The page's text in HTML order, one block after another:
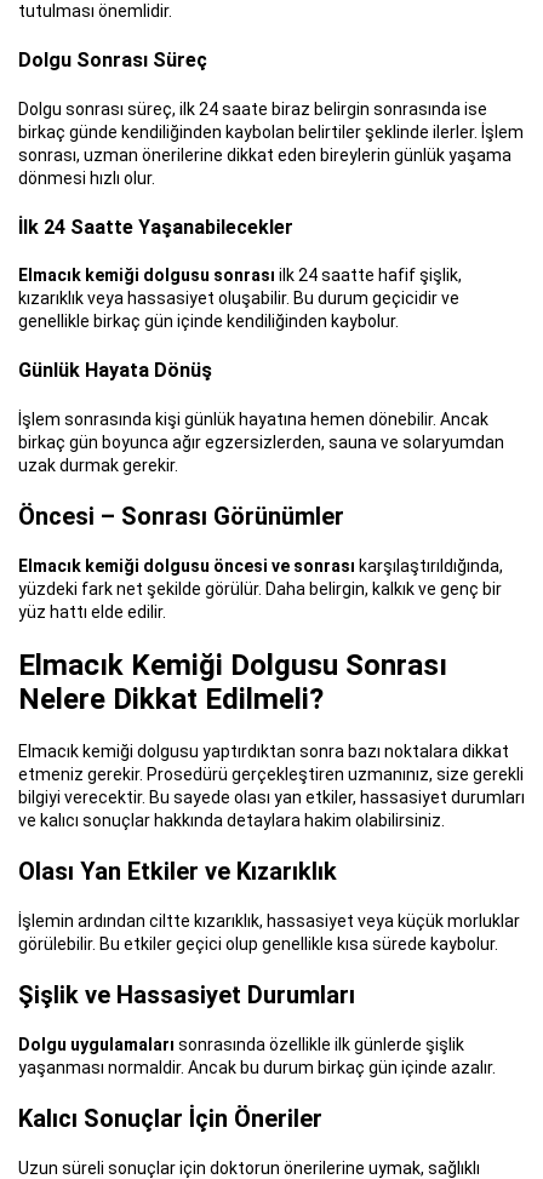
tutulması önemlidir.
Dolgu Sonrası Süreç
Dolgu sonrası süreç, ilk 24 saate biraz belirgin sonrasında ise
birkaç günde kendiliğinden kaybolan belirtiler şeklinde ilerler. İşlem
sonrası, uzman önerilerine dikkat eden bireylerin günlük yaşama
dönmesi hızlı olur.
İlk 24 Saatte Yaşanabilecekler
Elmacık kemiği dolgusu sonrası ilk 24 saatte hafif şişlik,
kızarıklık veya hassasiyet oluşabilir. Bu durum geçicidir ve
genellikle birkaç gün içinde kendiliğinden kaybolur.
Günlük Hayata Dönüş
İşlem sonrasında kişi günlük hayatına hemen dönebilir. Ancak
birkaç gün boyunca ağır egzersizlerden, sauna ve solaryumdan
uzak durmak gerekir.
Öncesi – Sonrası Görünümler
Elmacık kemiği dolgusu öncesi ve sonrası karşılaştırıldığında,
yüzdeki fark net şekilde görülür. Daha belirgin, kalkık ve genç bir
yüz hattı elde edilir.
Elmacık Kemiği Dolgusu Sonrası
Nelere Dikkat Edilmeli?
Elmacık kemiği dolgusu yaptırdıktan sonra bazı noktalara dikkat
etmeniz gerekir. Prosedürü gerçekleştiren uzmanınız, size gerekli
bilgiyi verecektir. Bu sayede olası yan etkiler, hassasiyet durumları
ve kalıcı sonuçlar hakkında detaylara hakim olabilirsiniz.
Olası Yan Etkiler ve Kızarıklık
İşlemin ardından ciltte kızarıklık, hassasiyet veya küçük morluklar
görülebilir. Bu etkiler geçici olup genellikle kısa sürede kaybolur.
Şişlik ve Hassasiyet Durumları
Dolgu uygulamaları sonrasında özellikle ilk günlerde şişlik
yaşanması normaldir. Ancak bu durum birkaç gün içinde azalır.
Kalıcı Sonuçlar İçin Öneriler
Uzun süreli sonuçlar için doktorun önerilerine uymak, sağlıklı